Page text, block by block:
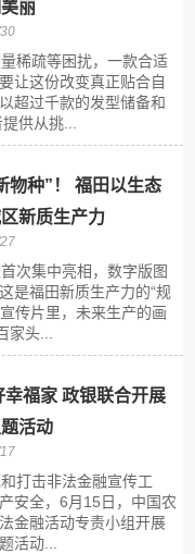
丽
稀疏等困扰，一款合适
让这份改变真正贴合自
超过千款的发型储备和
供从挑...
物种”！ 福田以生态
新质生产力
次集中亮相，数字版图
是福田新质生产力的“规
传片里，未来生产的画
家头...
幸福家 政银联合开展
活动
打击非法金融宣传工
安全，6月15日，中国农
金融活动专责小组开展
活动...